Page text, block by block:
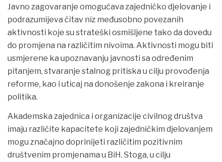
Javno zagovaranje omogućava zajedničko djelovanje i
podrazumijeva čitav niz međusobno povezanih
aktivnosti koje su strateški osmišljene tako da dovedu
do promjena na različitim nivoima. Aktivnosti mogu biti
usmjerene ka upoznavanju javnosti sa određenim
pitanjem, stvaranje stalnog pritiska u cilju provođenja
reforme, kao i uticaj na donošenje zakona i kreiranje
politika.
Akademska zajednica i organizacije civilnog društva
imaju različite kapacitete koji zajedničkim djelovanjem
mogu značajno doprinijeti različitim pozitivnim
društvenim promjenama u BiH. Stoga, u cilju